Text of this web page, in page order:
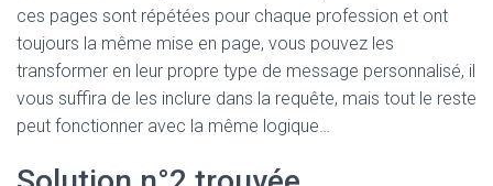
ces pages sont répétées pour chaque profession et ont
toujours la même mise en page, vous pouvez les
transformer en leur propre type de message personnalisé, il
vous suffira de les inclure dans la requête, mais tout le reste
peut fonctionner avec la même logique…